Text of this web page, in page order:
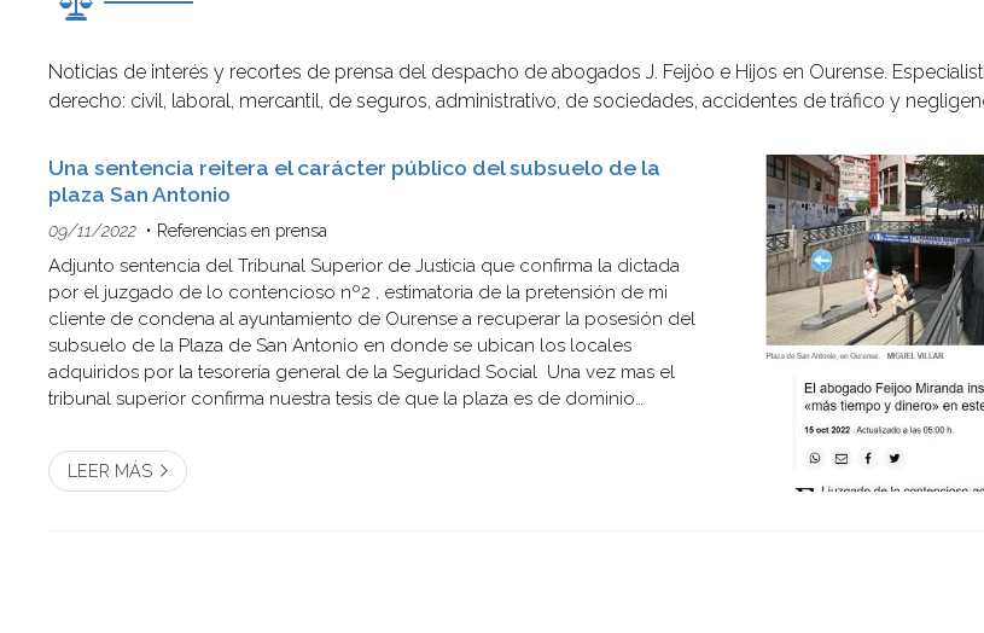
Noticias de interés y recortes de prensa del despacho de abogados J. Feijóo e Hijos en Ourense.
derecho: civil, laboral, mercantil, de seguros, administrativo, de sociedades, accidentes de tráfico y
Una sentencia reitera el carácter público del subsuelo de la
plaza San Antonio
09/11/2022 Referencias en prensa
Adjunto sentencia del Tribunal Superior de Justicia que confirma la dictada
por el juzgado de lo contencioso nº2 , estimatoria de la pretensión de mi
cliente de condena al ayuntamiento de Ourense a recuperar la posesión del
subsuelo de la Plaza de San Antonio en donde se ubican los locales
adquiridos por la tesorería general de la Seguridad Social Una vez mas el
tribunal superior confirma nuestra tesis de que la plaza es de dominio
LEER MÁS